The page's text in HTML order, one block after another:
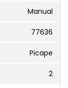
Manual
77636
Picape
2